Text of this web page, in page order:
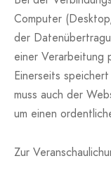
Computer
der
einer Verarbeitung
Einerseits
muss auch der
um einen
Zur